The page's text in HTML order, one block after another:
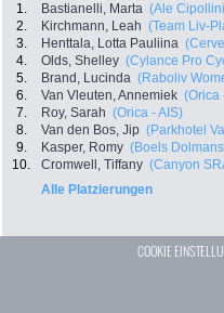
1. Bastianelli, Marta (Ale
2.
Kirchmann, Leah (Team Liv-
3.
Henttala, Lotta Pauliina
4.
Olds, Shelley (Cylance Pro
5.
Brand, Lucinda (Raboliv
6.
Van Vleuten, Annemiek (Orica
7.
Roy, Sarah (Orica - AIS)
8.
Van den Bos, Jip (Parkhotel
9.
Kasper, Romy (Boels
10.
Cromwell, Tiffany (Canyon
Alle Platzierungen
COOKIE